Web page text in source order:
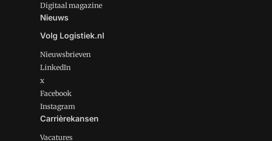
Digitaal magazine
Nieuws
Volg Logistiek.nl
Nieuwsbrieven
LinkedIn
x
Facebook
Instagram
Carrièrekansen
Vacatures